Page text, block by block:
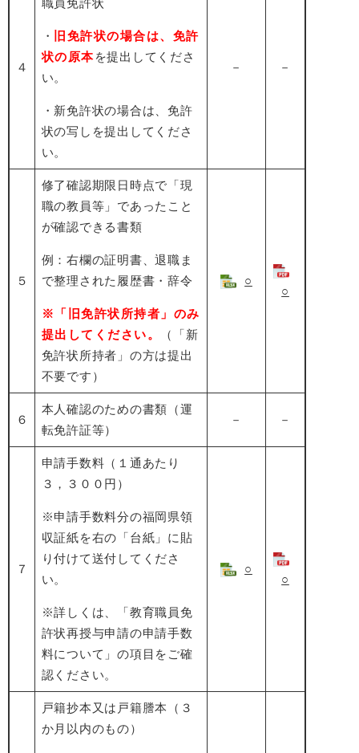
４
・
旧免許状の場合は、免許
状の原本を提出してくださ
い。
・新免許状の場合は、免許
状の写しを提出してくださ
い。
－ －
５
修了確認期限日時点で「現
職の教員等」であったこと
が確認できる書類
例：右欄の証明書、退職ま
で整理された履歴書・辞令
※「旧免許状所持者」のみ
提出してください。
（「新
免許状所持者」の方は提出
不要です）
○
○
６
本人確認のための書類（運
転免許証等）
－ －
７
申請手数料（１通あたり
３，３００円）
※申請手数料分の福岡県領
収証紙を右の「台紙」に貼
り付けて送付してくださ
い。
※詳しくは、「教育職員免
許状再授与申請の申請手数
料について」の項目をご確
認ください。
○
○
戸籍抄本又は戸籍謄本（３
か月以内のもの）